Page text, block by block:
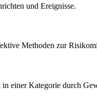
und Ereignisse.
Methoden zur
einer Kategorie durch